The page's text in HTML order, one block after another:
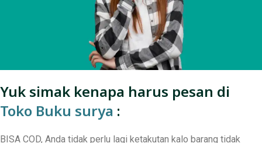
Yuk simak kenapa harus pesan di
Toko Buku surya :
BISA COD, Anda tidak perlu lagi ketakutan kalo barang tidak